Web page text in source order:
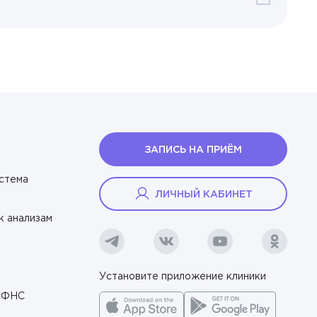
анализам
ФНС
ЗАПИСЬ НА ПРИЁМ
ЛИЧНЫЙ КАБИНЕТ
Установите приложение клиники